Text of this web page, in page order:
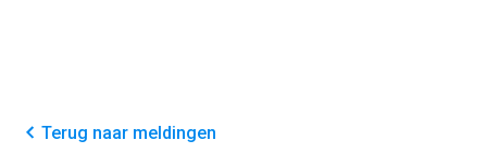
Terug naar meldingen